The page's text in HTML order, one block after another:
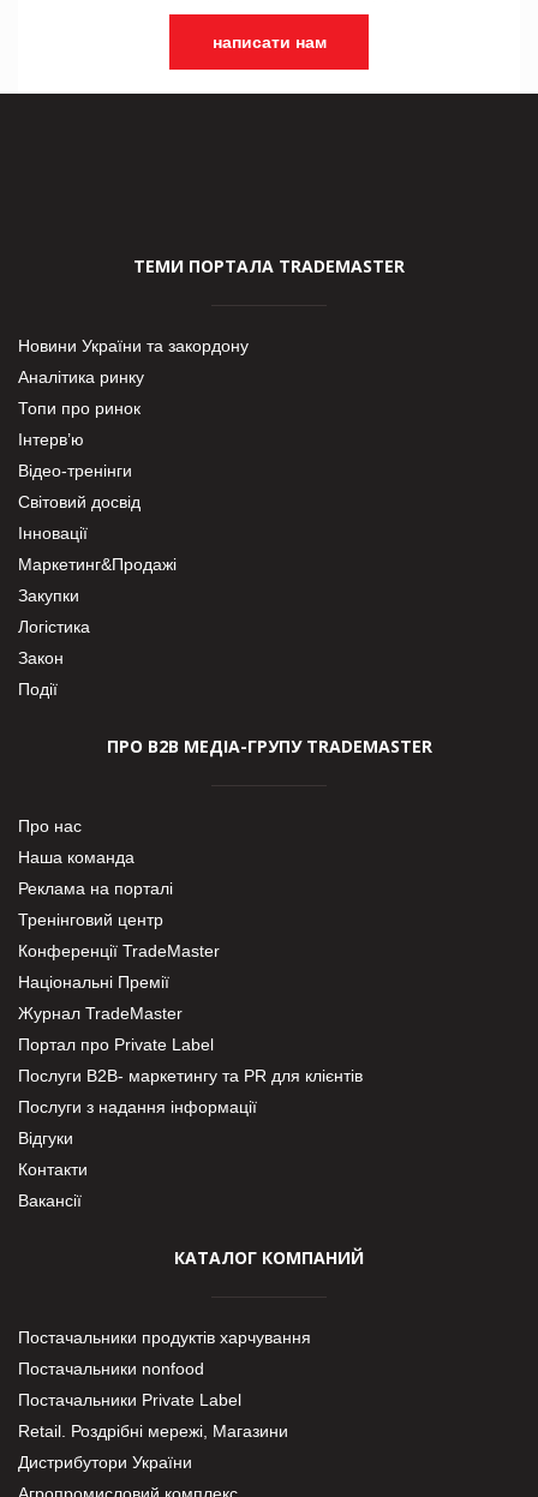
написати нам
ТЕМИ ПОРТАЛА TRADEMASTER
Новини України та закордону
Аналітика ринку
Топи про ринок
Інтерв’ю
Відео-тренінги
Світовий досвід
Інновації
Маркетинг&Продажі
Закупки
Логістика
Закон
Події
ПРО В2В МЕДІА-ГРУПУ TRADEMASTER
Про нас
Наша команда
Реклама на порталі
Тренінговий центр
Конференції TradeMaster
Національні Премії
Журнал TradeMaster
Портал про Private Label
Послуги В2В- маркетингу та PR для клієнтів
Послуги з надання інформації
Відгуки
Контакти
Вакансії
КАТАЛОГ КОМПАНИЙ
Постачальники продуктів харчування
Постачальники nonfood
Постачальники Private Label
Retail. Роздрібні мережі, Магазини
Дистрибутори України
Агропромисловий комплекс